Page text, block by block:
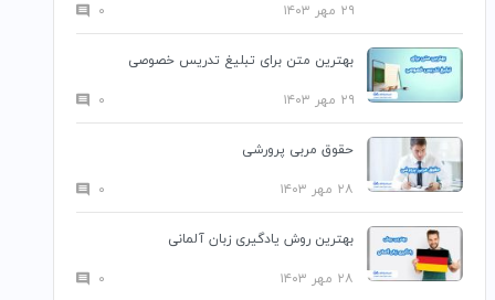
۲۹ مهر ۱۴۰۳ ۰
بهترین متن برای تبلیغ تدریس خصوصی
۲۹ مهر ۱۴۰۳ ۰
حقوق مربی پرورشی
۲۸ مهر ۱۴۰۳ ۰
بهترین روش یادگیری زبان آلمانی
۲۸ مهر ۱۴۰۳ ۰